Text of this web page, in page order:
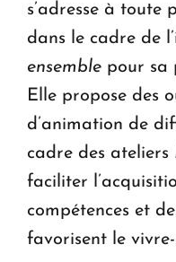
s’adresse à toute
dans le cadre de
ensemble pour sa
Elle propose des
d’animation de
cadre des ateliers
faciliter
compétences et
favorisent le vivre-